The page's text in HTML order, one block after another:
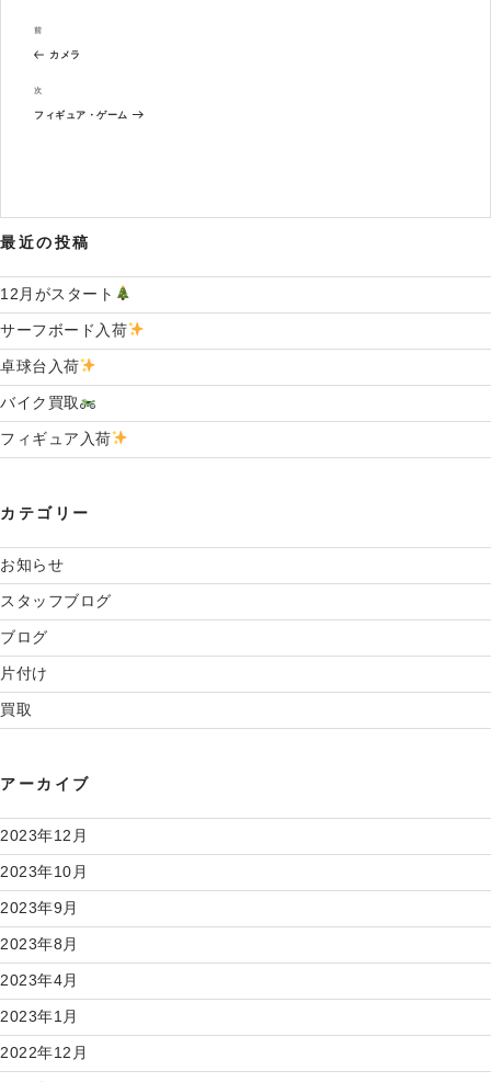
稿
ナ
ゲ
ー
過
去
投
稿
前
カメラ
次
の
次
フィギュア・ゲーム
最近の投稿
12月がスタート
サーフボード入荷
卓球台入荷
バイク買取
フィギュア入荷
カテゴリー
お知らせ
スタッフブログ
ブログ
片付け
買取
アーカイブ
2023年12月
2023年10月
2023年9月
2023年8月
2023年4月
2023年1月
2022年12月